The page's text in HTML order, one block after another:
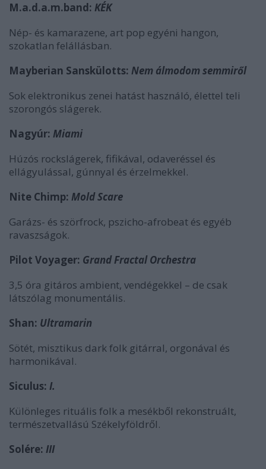
M.a.d.a.m.band: KÉK
Nép- és kamarazene, art pop egyéni hangon,
szokatlan felállásban.
Mayberian Sanskülotts: Nem álmodom semmiről
Sok elektronikus zenei hatást használó, élettel teli
szorongós slágerek.
Nagyúr: Miami
Húzós rockslágerek, fifikával, odaveréssel és
ellágyulással, gúnnyal és érzelmekkel.
Nite Chimp: Mold Scare
Garázs- és szörfrock, pszicho-afrobeat és egyéb
ravaszságok.
Pilot Voyager: Grand Fractal Orchestra
3,5 óra gitáros ambient, vendégekkel – de csak
látszólag monumentális.
Shan: Ultramarin
Sötét, misztikus dark folk gitárral, orgonával és
harmonikával.
Siculus: I.
Különleges rituális folk a mesékből rekonstruált,
természetvallású Székelyföldről.
Solére: III